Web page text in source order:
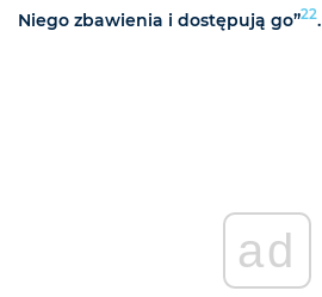
Niego zbawienia i dostępują go”22.
ad